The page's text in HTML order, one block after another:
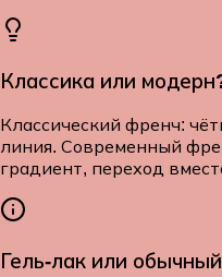
Классика или
Классический френч:
линия. Современный
градиент, переход
Гель-лак или